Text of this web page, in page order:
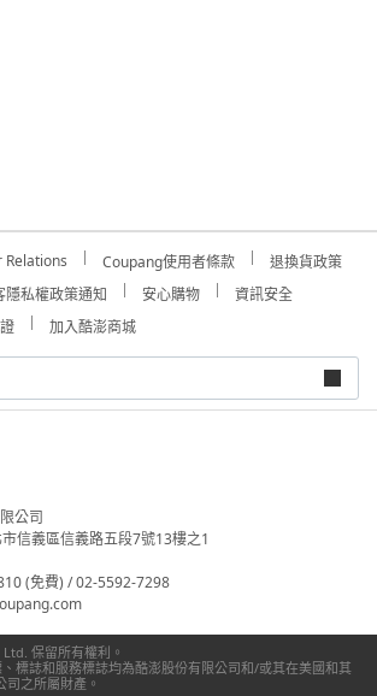
Coupang使用者條款
退換貨政策
隱私權政策通知 安心購物
資訊安全
加入酷澎商城
公司
信義區信義路五段7號13樓之1
(免費) / 02-5592-7298
保留所有權利。
標誌和服務標誌均為酷澎股份有限公司和/或其在美國和其
之所屬財產。